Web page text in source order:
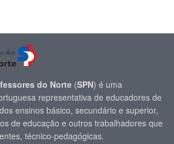
do Norte (SPN) é uma
representativa de educadores de
ensinos básico, secundário e superior,
de educação e outros trabalhadores que
técnico-pedagógicas.